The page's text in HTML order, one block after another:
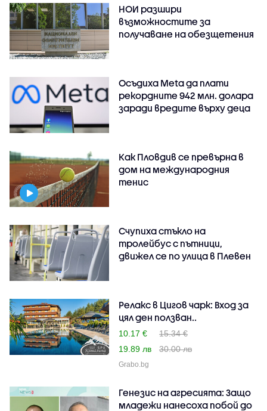
НОИ разшири
възможностите за
получаване на обезщетения
Осъдиха Meta да плати
рекордните 942 млн. долара
заради вредите върху деца
Как Пловдив се превърна в
дом на международния
тенис
Счупиха стъкло на
тролейбус с пътници,
движел се по улица в Плевен
Релакс в Цигов чарк: Вход за
цял ден ползван..
10.17 €
15.34 €
19.89 лв
30.00 лв
Grabo.bg
Генезис на агресията: Защо
младежи нанесоха побой до